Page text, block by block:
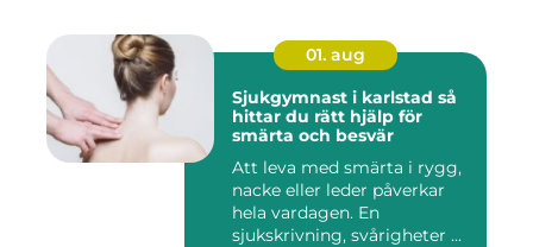
01. aug
Sjukgymnast i karlstad så
hittar du rätt hjälp för
smärta och besvär
Att leva med smärta i rygg,
nacke eller leder påverkar
hela vardagen. En
sjukskrivning, svårigheter ...